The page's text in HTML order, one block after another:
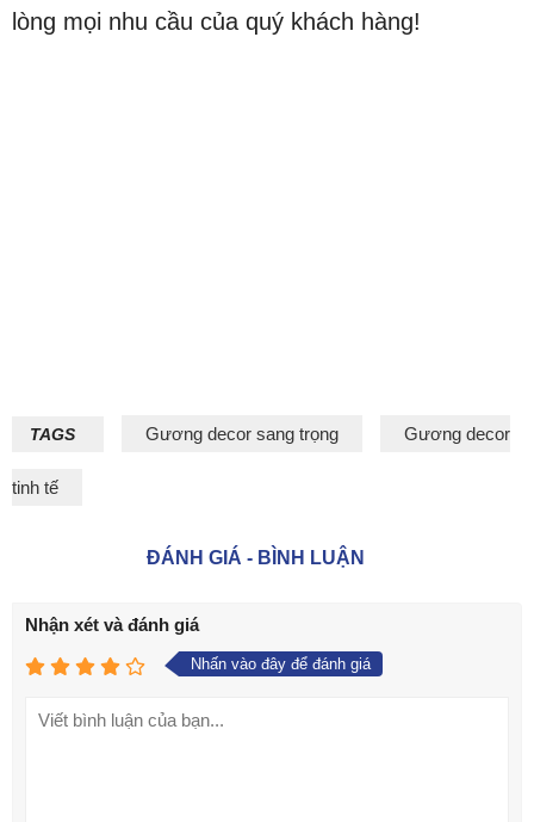
lòng mọi nhu cầu của quý khách hàng!
TAGS Gương decor sang trọng Gương decor
tinh tế
ĐÁNH GIÁ - BÌNH LUẬN
Nhận xét và đánh giá
Nhấn vào đây để đánh giá